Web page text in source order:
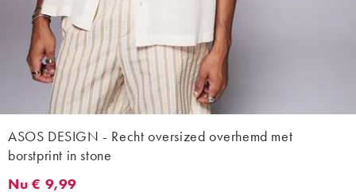
ASOS DESIGN - Recht oversized overhemd met
borstprint in stone
Nu € 9,99. 30 dagen beste prijs € 9,99 (0%). Was € 37,99. (-
Nu € 9,99